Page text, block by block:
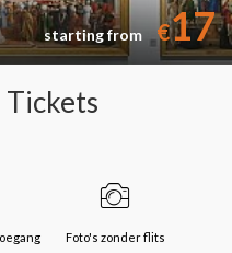
starting from €17
Tickets
Foto's zonder flits